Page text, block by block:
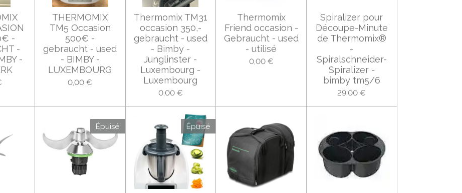
-
-
-
THERMOMIX
TM5 Occasion
500€ -
gebraucht - used
- BIMBY -
LUXEMBOURG
0,00 €
Thermomix TM31
occasion 350,-
gebraucht - used
- Bimby -
Junglinster -
Luxembourg -
Luxembourg
0,00 €
Thermomix
Friend occasion -
Gebraucht - used
- utilisé
0,00 €
Spiralizer pour
Découpe-Minute
de Thermomix®
-
Spiralschneider-
Spiralizer -
bimby tm5/6
29,00 €
Épuisé Épuisé